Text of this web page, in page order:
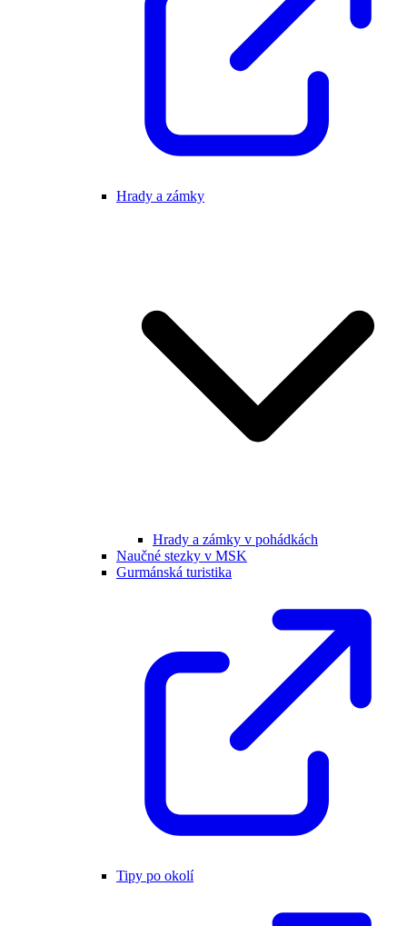
Hrady a zámky
Hrady a zámky v pohádkách
Naučné stezky v MSK
Gurmánská turistika
Tipy po okolí